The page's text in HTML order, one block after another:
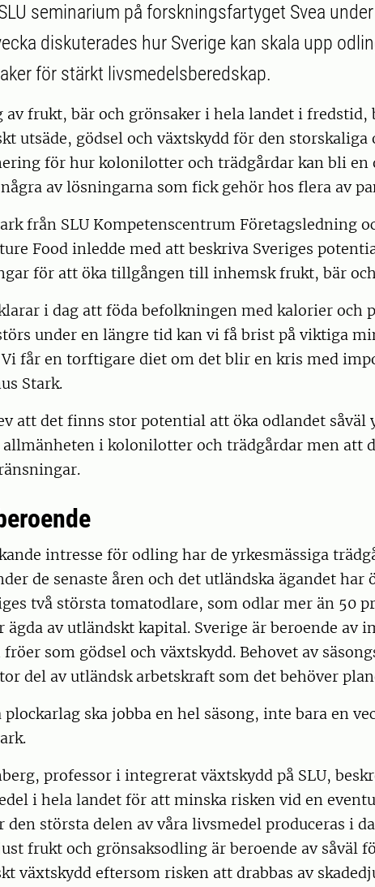
seminarium på forskningsfartyget Svea
diskuterades hur Sverige kan skala upp
för stärkt livsmedelsberedskap.
av frukt, bär och grönsaker i hela landet i
utsäde, gödsel och växtskydd för den storskaliga
för hur kolonilotter och trädgårdar kan bli en
av lösningarna som fick gehör hos flera av
från SLU Kompetenscentrum Företagsledning
Food inledde med att beskriva Sveriges
för att öka tillgången till inhemsk frukt, bär
i dag att föda befolkningen med kalorier och
under en längre tid kan vi få brist på viktiga
får en torftigare diet om det blir en kris med
Stark.
att det finns stor potential att öka odlandet såväl
allmänheten i kolonilotter och trädgårdar men att
intresse för odling har de yrkesmässiga
de senaste åren och det utländska ägandet har
två största tomatodlare, som odlar mer än 50
ägda av utländskt kapital. Sverige är beroende av
fröer som gödsel och växtskydd. Behovet av
del av utländsk arbetskraft som det behöver
ska jobba en hel säsong, inte bara en
professor i integrerat växtskydd på SLU,
i hela landet för att minska risken vid en
den största delen av våra livsmedel produceras i
frukt och grönsaksodling är beroende av såväl
växtskydd eftersom risken att drabbas av